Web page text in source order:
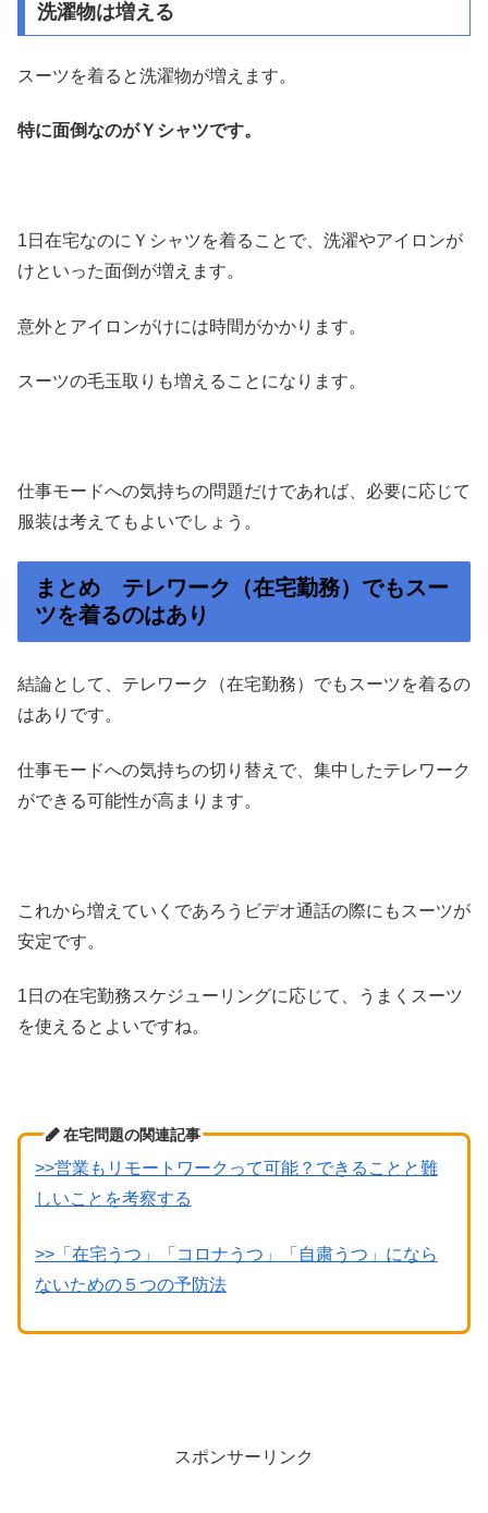
洗濯物は増える
スーツを着ると洗濯物が増えます。
特に面倒なのがＹシャツです。
1日在宅なのにＹシャツを着ることで、洗濯やアイロンが
けといった面倒が増えます。
意外とアイロンがけには時間がかかります。
スーツの毛玉取りも増えることになります。
仕事モードへの気持ちの問題だけであれば、必要に応じて
服装は考えてもよいでしょう。
まとめ テレワーク（在宅勤務）でもスー
ツを着るのはあり
結論として、テレワーク（在宅勤務）でもスーツを着るの
はありです。
仕事モードへの気持ちの切り替えで、集中したテレワーク
ができる可能性が高まります。
これから増えていくであろうビデオ通話の際にもスーツが
安定です。
1日の在宅勤務スケジューリングに応じて、うまくスーツ
を使えるとよいですね。
在宅問題の関連記事
>>営業もリモートワークって可能？できることと難
しいことを考察する
>>「在宅うつ」「コロナうつ」「自粛うつ」になら
ないための５つの予防法
スポンサーリンク